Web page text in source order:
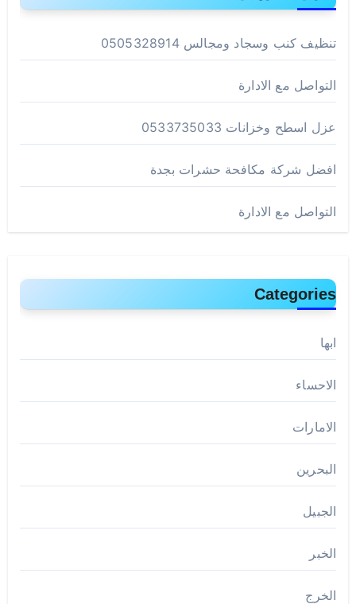
تنظيف كنب وسجاد ومجالس 0505328914
التواصل مع الادارة
عزل اسطح وخزانات 0533735033
افضل شركة مكافحة حشرات بجدة
التواصل مع الادارة
Categories
ابها
الاحساء
الامارات
البحرين
الجبيل
الخبر
الخرج